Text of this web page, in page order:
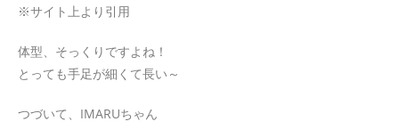
※サイト上より引用
体型、そっくりですよね！
とっても手足が細くて長い～
つづいて、IMARUちゃん